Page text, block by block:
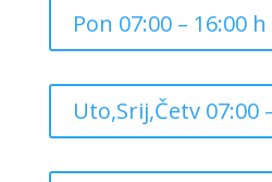
Pon 07:00 – 16:00 h
Uto,Srij,Četv 07:00